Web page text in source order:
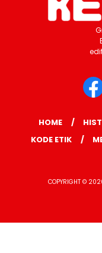
HOME
KODE ETIK
COPYRIGHT ©